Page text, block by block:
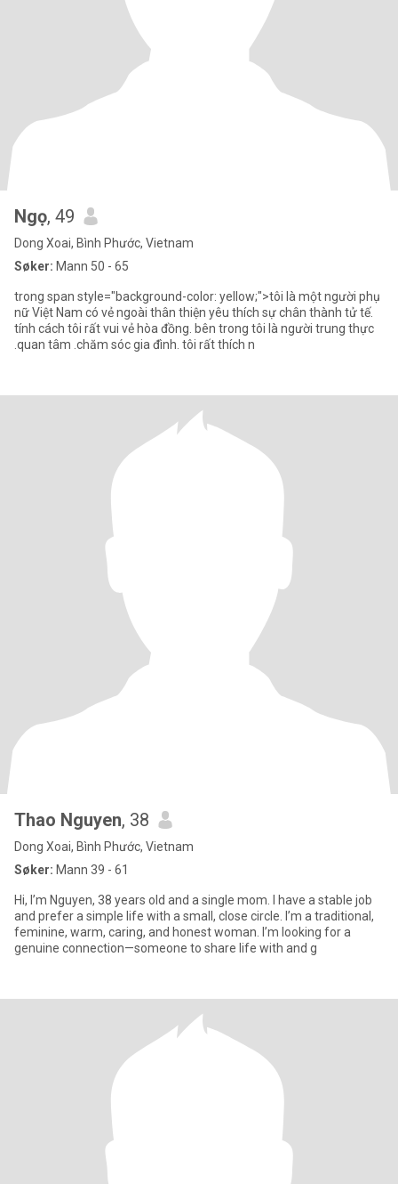
Ngọ, 49
Dong Xoai, Bình Phước, Vietnam
Søker: Mann 50 - 65
trong span style="background-color: yellow;">tôi là một người phụ
nữ Việt Nam có vẻ ngoài thân thiện yêu thích sự chân thành tử tế.
tính cách tôi rất vui vẻ hòa đồng. bên trong tôi là người trung thực
.quan tâm .chăm sóc gia đình. tôi rất thích n
Thao Nguyen, 38
Dong Xoai, Bình Phước, Vietnam
Søker: Mann 39 - 61
Hi, I’m Nguyen, 38 years old and a single mom. I have a stable job
and prefer a simple life with a small, close circle. I’m a traditional,
feminine, warm, caring, and honest woman. I’m looking for a
genuine connection—someone to share life with and g